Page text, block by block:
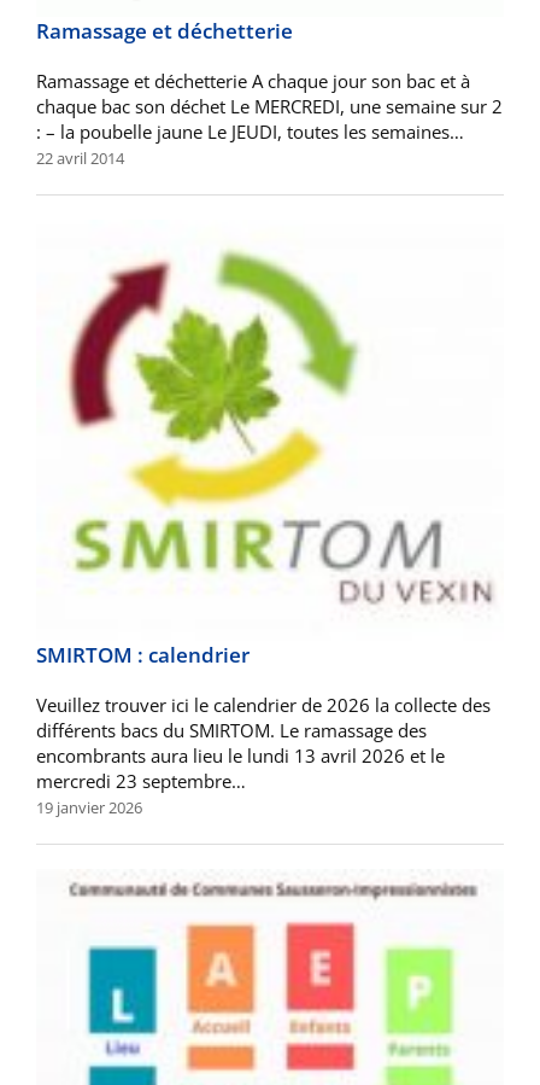
Ramassage et déchetterie
Ramassage et déchetterie A chaque jour son bac et à
chaque bac son déchet Le MERCREDI, une semaine sur 2
: – la poubelle jaune Le JEUDI, toutes les semaines…
22 avril 2014
SMIRTOM : calendrier
Veuillez trouver ici le calendrier de 2026 la collecte des
différents bacs du SMIRTOM. Le ramassage des
encombrants aura lieu le lundi 13 avril 2026 et le
mercredi 23 septembre…
19 janvier 2026